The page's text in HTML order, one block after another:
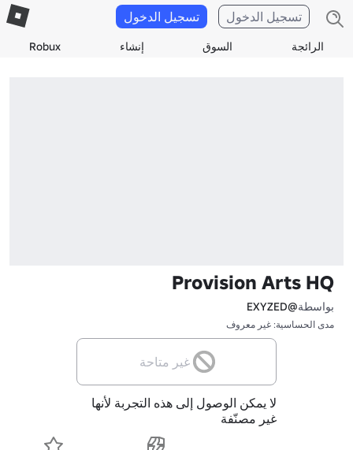
الرائجة السوق إنشاء Robux
تسجيل الدخول تسجيل الدخول
Provision Arts HQ
بواسطة@EXYZED
مدى الحساسية: غير معروف
غير متاحة
لا يمكن الوصول إلى هذه التجربة لأنها
غير مصنّفة